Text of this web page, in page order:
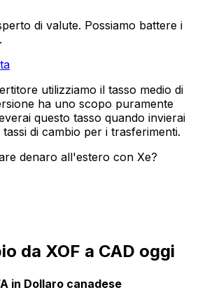
di valute. Possiamo battere i
utilizziamo il tasso medio di
ha uno scopo puramente
questo tasso quando invierai
tassi di cambio per i trasferimenti.
denaro all'estero con Xe?
da XOF a CAD oggi
in Dollaro canadese